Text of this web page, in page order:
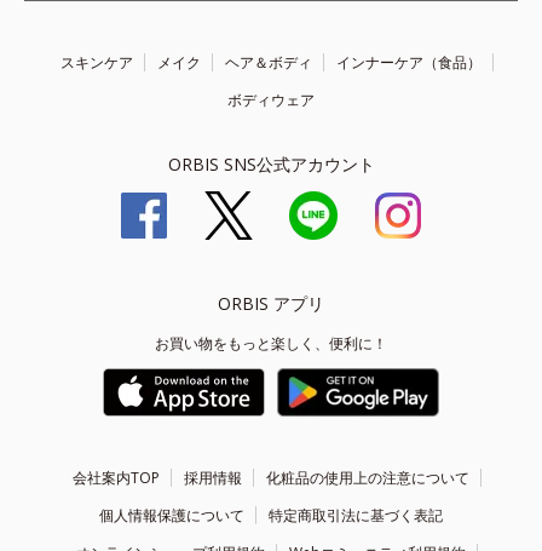
スキンケア メイク ヘア＆ボディ
インナーケア（食品）
ボディウェア
ORBIS SNS公式アカウント
ORBIS アプリ
お買い物をもっと楽しく、便利に！
会社案内TOP 採用情報
化粧品の使用上の注意について
個人情報保護について
特定商取引法に基づく表記